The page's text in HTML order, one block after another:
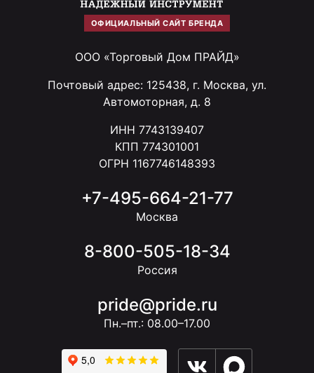
ОФИЦИАЛЬНЫЙ САЙТ БРЕНДА
ООО «Торговый Дом ПРАЙД»
Почтовый адрес: 125438, г. Москва, ул.
Автомоторная, д. 8
ИНН 7743139407
КПП 774301001
ОГРН 1167746148393
+7-495-664-21-77
Москва
8-800-505-18-34
Россия
pride@pride.ru
Пн.–пт.: 08.00–17.00